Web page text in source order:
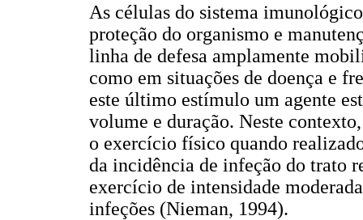
As células do sistema
proteção do organismo e
linha de defesa amplamente
como em situações de doença e
este último estímulo um agente
volume e duração. Neste
o exercício físico quando
da incidência de infeção do trato
exercício de intensidade
infeções (Nieman, 1994).